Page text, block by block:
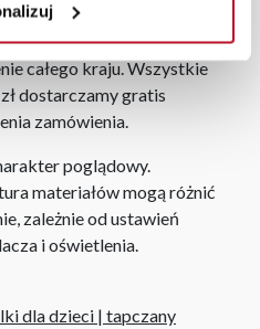
W przypadku
dostawy wynosi do 5 dni
całego kraju. Wszystkie
dostarczamy gratis
zamówienia.
poglądowy.
materiałów mogą różnić
zależnie od ustawień
i oświetlenia.
dla dzieci | tapczany